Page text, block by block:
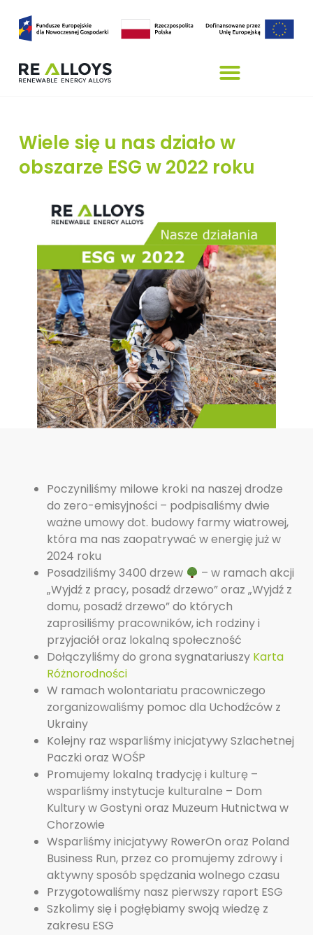
Wiele się u nas działo w
obszarze ESG w 2022 roku
Poczyniliśmy milowe kroki na naszej drodze
do zero-emisyjności – podpisaliśmy dwie
ważne umowy dot. budowy farmy wiatrowej,
która ma nas zaopatrywać w energię już w
2024 roku
Posadziliśmy 3400 drzew
– w ramach akcji
„Wyjdź z pracy, posadź drzewo” oraz „Wyjdź z
domu, posadź drzewo” do których
zaprosiliśmy pracowników, ich rodziny i
przyjaciół oraz lokalną społeczność
Dołączyliśmy do grona sygnatariuszy Karta
Różnorodności
W ramach wolontariatu pracowniczego
zorganizowaliśmy pomoc dla Uchodźców z
Ukrainy
Kolejny raz wsparliśmy inicjatywy Szlachetnej
Paczki oraz WOŚP
Promujemy lokalną tradycję i kulturę –
wsparliśmy instytucje kulturalne – Dom
Kultury w Gostyni oraz Muzeum Hutnictwa w
Chorzowie
Wsparliśmy inicjatywy RowerOn oraz Poland
Business Run, przez co promujemy zdrowy i
aktywny sposób spędzania wolnego czasu
Przygotowaliśmy nasz pierwszy raport ESG
Szkolimy się i pogłębiamy swoją wiedzę z
zakresu ESG